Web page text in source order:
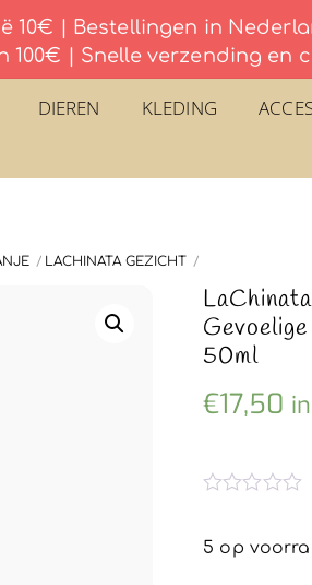
10€ | Bestellingen in
100€ | Snelle verzending en
DIEREN KLEDING
LACHINATA GEZICHT
50ml
€17,50
w
5 op